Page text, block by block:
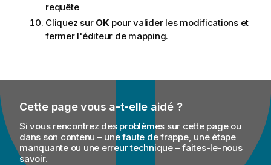
requête
Cliquez sur OK pour valider les modifications et
fermer l'éditeur de mapping.
Cette page vous a-t-elle aidé ?
Si vous rencontrez des problèmes sur cette page ou
dans son contenu – une faute de frappe, une étape
manquante ou une erreur technique – faites-le-nous
savoir.